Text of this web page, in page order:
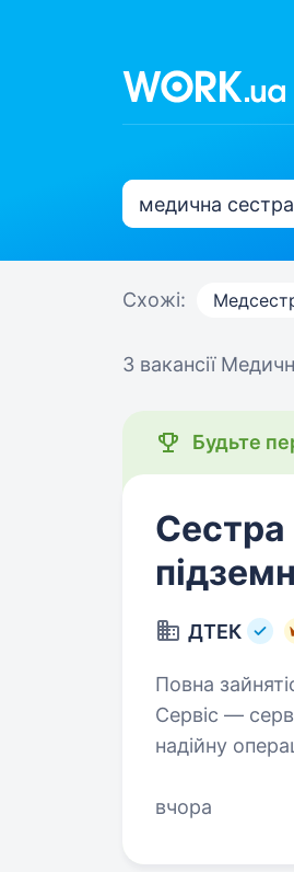
Схожі:
3 вакансії
Будьте
ДТЕК
Повна
Сервіс —
надійну
вчора